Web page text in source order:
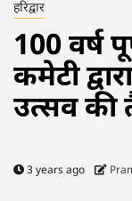
हरिद्वार
100 वर्ष
कमेटी
उत्सव की
3 years ago